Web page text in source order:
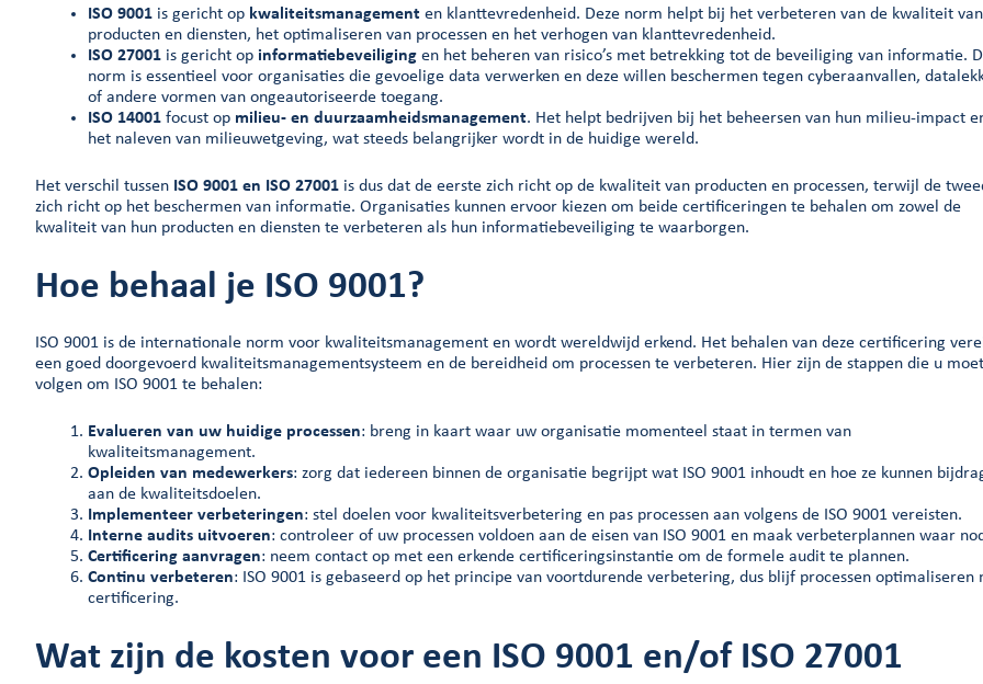
ISO 9001 is gericht op kwaliteitsmanagement en klanttevredenheid. Deze norm helpt bij het verbeteren van de kwaliteit van
producten en diensten, het optimaliseren van processen en het verhogen van klanttevredenheid.
ISO 27001 is gericht op informatiebeveiliging en het beheren van risico’s met betrekking tot de beveiliging van informatie.
norm is essentieel voor organisaties die gevoelige data verwerken en deze willen beschermen tegen cyberaanvallen,
of andere vormen van ongeautoriseerde toegang.
ISO 14001 focust op milieu- en duurzaamheidsmanagement. Het helpt bedrijven bij het beheersen van hun milieu-impact
het naleven van milieuwetgeving, wat steeds belangrijker wordt in de huidige wereld.
Het verschil tussen ISO 9001 en ISO 27001 is dus dat de eerste zich richt op de kwaliteit van producten en processen, terwijl de
zich richt op het beschermen van informatie. Organisaties kunnen ervoor kiezen om beide certificeringen te behalen om zowel de
kwaliteit van hun producten en diensten te verbeteren als hun informatiebeveiliging te waarborgen.
Hoe behaal je ISO 9001?
ISO 9001 is de internationale norm voor kwaliteitsmanagement en wordt wereldwijd erkend. Het behalen van deze certificering
een goed doorgevoerd kwaliteitsmanagementsysteem en de bereidheid om processen te verbeteren. Hier zijn de stappen die u moet
volgen om ISO 9001 te behalen:
Evalueren van uw huidige processen: breng in kaart waar uw organisatie momenteel staat in termen van
kwaliteitsmanagement.
Opleiden van medewerkers: zorg dat iedereen binnen de organisatie begrijpt wat ISO 9001 inhoudt en hoe ze kunnen
aan de kwaliteitsdoelen.
Implementeer verbeteringen: stel doelen voor kwaliteitsverbetering en pas processen aan volgens de ISO 9001 vereisten.
Interne audits uitvoeren: controleer of uw processen voldoen aan de eisen van ISO 9001 en maak verbeterplannen waar
Certificering aanvragen: neem contact op met een erkende certificeringsinstantie om de formele audit te plannen.
Continu verbeteren: ISO 9001 is gebaseerd op het principe van voortdurende verbetering, dus blijf processen optimaliseren
certificering.
Wat zijn de kosten voor een ISO 9001 en/of ISO 27001